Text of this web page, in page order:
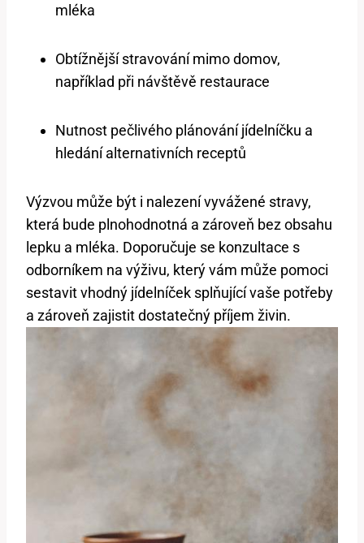
mléka
Obtížnější stravování mimo domov,
například při návštěvě restaurace
Nutnost pečlivého plánování jídelníčku a
hledání alternativních receptů
Výzvou může být i nalezení vyvážené stravy,
která bude plnohodnotná a zároveň bez obsahu
lepku a mléka. Doporučuje se konzultace s
odborníkem na výživu, který vám může pomoci
sestavit vhodný jídelníček splňující vaše potřeby
a zároveň zajistit dostatečný příjem živin.